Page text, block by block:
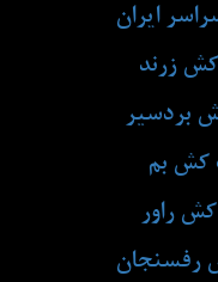
ایران
زرند
بردسیر
کش بم
راور
رفسنجان